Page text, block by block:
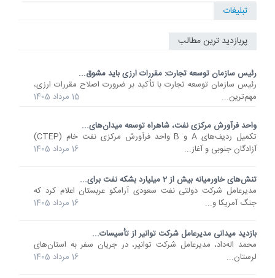
تبلیغات
پربازدید ترین مطالب
رئیس سازمان توسعه تجارت: مقررات ارزی باید مشوق...
رئیس سازمان توسعه تجارت با تأکید بر ضرورت اصلاح مقررات ارزی،
مهم‌ترین...
15 مرداد 1405
واحد فرآورش مرکزی نفت، شاهراه توسعه میدان‌های...
تکمیل ردیف‌های A و B واحد فرآورش مرکزی نفت خام (CTEP)
آزادگان جنوبی و آغاز...
16 مرداد 1405
تنش‌های خاورمیانه بیش از 2 میلیارد بشکه نفت برای...
مدیرعامل شرکت دولتی نفت سعودی آرامکو عربستان اعلام کرد که
جنگ آمریکا و...
16 مرداد 1405
بازدید میدانی مدیرعامل شرکت توانیر از تأسیسات...
محمد اله‌داد، مدیرعامل شرکت توانیر، در جریان سفر به استان‌های
لرستان...
16 مرداد 1405